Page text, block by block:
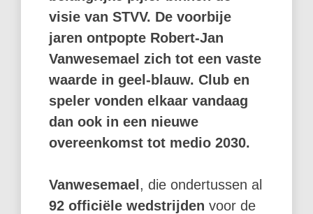
visie van STVV. De voorbije
jaren ontpopte Robert-Jan
Vanwesemael zich tot een vaste
waarde in geel-blauw. Club en
speler vonden elkaar vandaag
dan ook in een nieuwe
overeenkomst tot medio 2030.
Vanwesemael , die ondertussen al
92 officiële wedstrijden voor de